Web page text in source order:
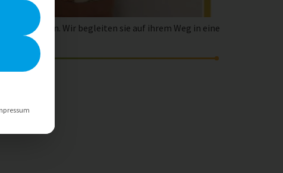
aus Bolivien. Wir begleiten sie auf ihrem Weg in eine